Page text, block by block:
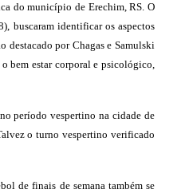
do município de Erechim, RS. O
buscaram identificar os aspectos
destacado por Chagas e Samulski
bem estar corporal e psicológico,
período vespertino na cidade de
o turno vespertino verificado
de finais de semana também se